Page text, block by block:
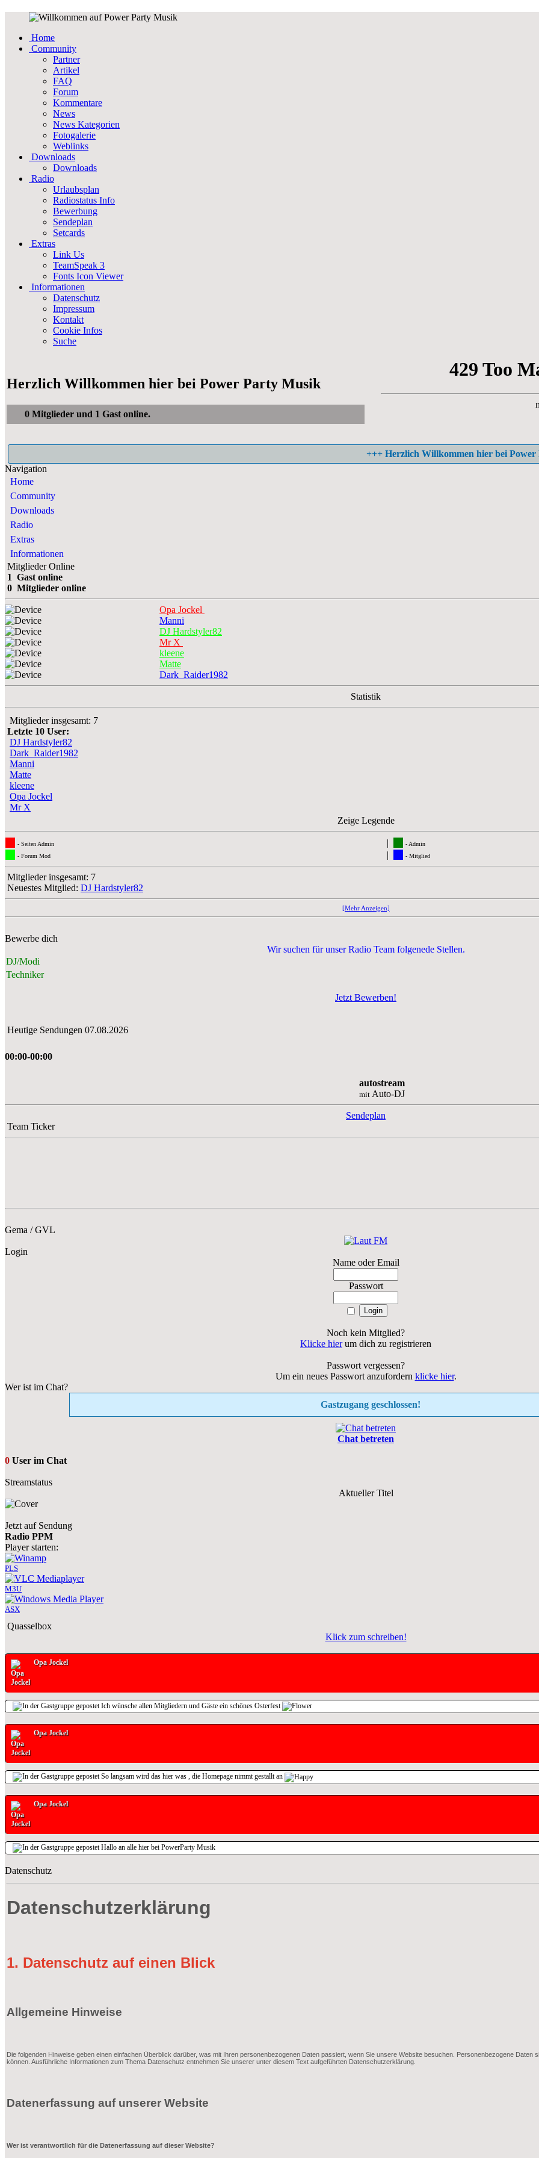
Home
Community
Partner
Artikel
FAQ
Forum
Kommentare
News
News Kategorien
Fotogalerie
Weblinks
Downloads
Downloads
Radio
Urlaubsplan
Radiostatus Info
Bewerbung
Sendeplan
Setcards
Extras
Link Us
TeamSpeak 3
Fonts Icon Viewer
Informationen
Datenschutz
Impressum
Kontakt
Cookie Infos
Suche
Herzlich Willkommen hier bei Power Party Musik
0 Mitglieder und 1 Gast online.
+++ Herzlich Willkommen hier bei Power
Navigation
Home
Community
Downloads
Radio
Extras
Informationen
Mitglieder Online
1 Gast online
0 Mitglieder online
Opa Jockel
Manni
DJ Hardstyler82
Mr X
kleene
Matte
Dark_Raider1982
Statistik
Mitglieder insgesamt: 7
Letzte 10 User:
DJ Hardstyler82
Dark_Raider1982
Manni
Matte
kleene
Opa Jockel
Mr X
Zeige Legende
- Seiten Admin |
- Admin
- Forum Mod
| - Mitglied
Mitglieder insgesamt: 7
Neuestes Mitglied: DJ Hardstyler82
[Mehr Anzeigen]
Bewerbe dich
Wir suchen für unser Radio Team folgenede Stellen.
DJ/Modi
Techniker
Jetzt Bewerben!
Heutige Sendungen 07.08.2026
00:00-00:00
autostream
mit Auto-DJ
Sendeplan
Team Ticker
Gema / GVL
Login
Name oder Email
Passwort
Noch kein Mitglied?
Klicke hierum dich zu registrieren
Passwort vergessen?
Um ein neues Passwort anzufordern klicke hier.
Wer ist im Chat?
Gastzugang geschlossen!
Chat betreten
0 User im Chat
Streamstatus
Aktueller Titel
Jetzt auf Sendung
Radio PPM
Player starten:
PLS
M3U
ASX
Quasselbox
Klick zum schreiben!
Opa Jockel
Ich wünsche allen Mitgliedern und Gäste ein schönes Osterfest
Opa Jockel
So langsam wird das hier was , die Homepage nimmt gestallt an
Opa Jockel
Hallo an alle hier bei PowerParty Musik
Datenschutz
Datenschutzerklärung
1. Datenschutz auf einen Blick
Allgemeine Hinweise
Die folgenden Hinweise geben einen einfachen Überblick darüber, was mit Ihren personenbezogenen Daten passiert, wenn Sie unsere Website besuchen. Personenbezogene Daten
können. Ausführliche Informationen zum Thema Datenschutz entnehmen Sie unserer unter diesem Text aufgeführten Datenschutzerklärung.
Datenerfassung auf unserer Website
Wer ist verantwortlich für die Datenerfassung auf dieser Website?